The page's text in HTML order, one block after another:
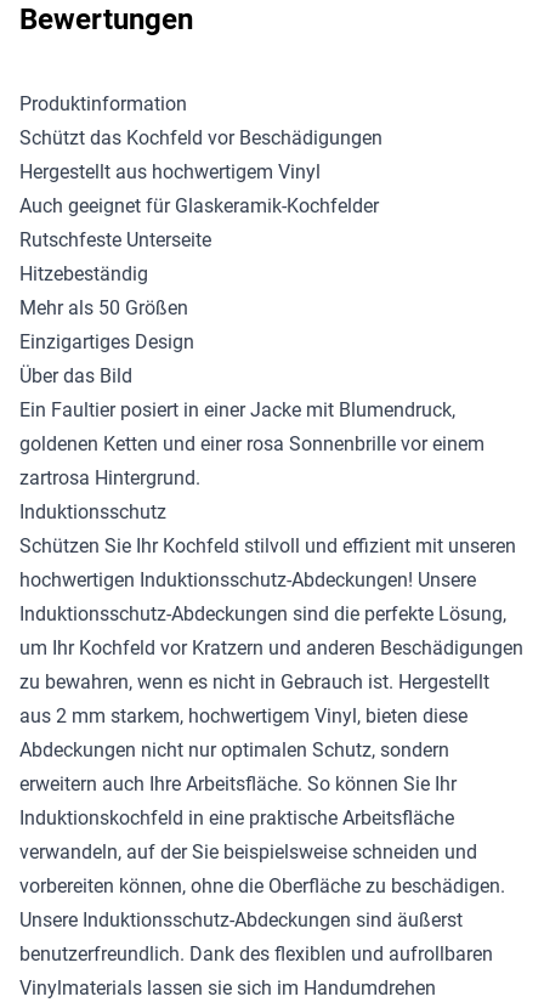
Bewertungen
Produktinformation
Schützt das Kochfeld vor Beschädigungen
Hergestellt aus hochwertigem Vinyl
Auch geeignet für Glaskeramik-Kochfelder
Rutschfeste Unterseite
Hitzebeständig
Mehr als 50 Größen
Einzigartiges Design
Über das Bild
Ein Faultier posiert in einer Jacke mit Blumendruck,
goldenen Ketten und einer rosa Sonnenbrille vor einem
zartrosa Hintergrund.
Induktionsschutz
Schützen Sie Ihr Kochfeld stilvoll und effizient mit unseren
hochwertigen Induktionsschutz-Abdeckungen! Unsere
Induktionsschutz-Abdeckungen sind die perfekte Lösung,
um Ihr Kochfeld vor Kratzern und anderen Beschädigungen
zu bewahren, wenn es nicht in Gebrauch ist. Hergestellt
aus 2 mm starkem, hochwertigem Vinyl, bieten diese
Abdeckungen nicht nur optimalen Schutz, sondern
erweitern auch Ihre Arbeitsfläche. So können Sie Ihr
Induktionskochfeld in eine praktische Arbeitsfläche
verwandeln, auf der Sie beispielsweise schneiden und
vorbereiten können, ohne die Oberfläche zu beschädigen.
Unsere Induktionsschutz-Abdeckungen sind äußerst
benutzerfreundlich. Dank des flexiblen und aufrollbaren
Vinylmaterials lassen sie sich im Handumdrehen